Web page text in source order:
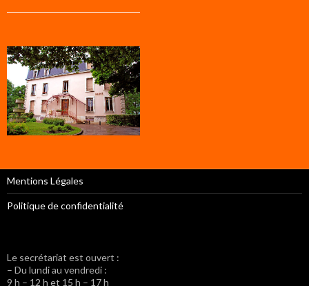
Mentions Légales
Politique de confidentialité
Le secrétariat est ouvert :
– Du lundi au vendredi :
9 h – 12 h et 15 h – 17 h